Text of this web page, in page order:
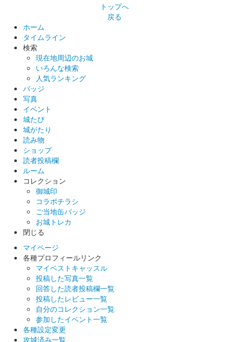
トップへ
戻る
ホーム
タイムライン
検索
現在地周辺のお城
いろんな検索
人気ランキング
バッジ
写真
イベント
城たび
城がたり
読み物
ショップ
読者投稿欄
ルーム
コレクション
御城印
コラボチラシ
ご当地缶バッジ
お城トレカ
閉じる
マイページ
各種プロフィールリンク
マイベストキャッスル
投稿した写真一覧
回答した読者投稿欄一覧
投稿したレビュー一覧
自分のコレクション一覧
参加したイベント一覧
各種設定変更
攻城済み一覧